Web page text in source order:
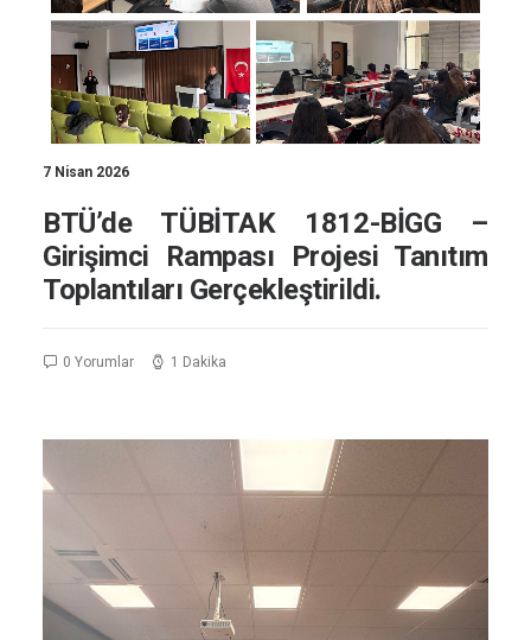
7 Nisan 2026
BTÜ’de TÜBİTAK 1812-BİGG –
Girişimci Rampası Projesi Tanıtım
Toplantıları Gerçekleştirildi.
0 Yorumlar 1 Dakika